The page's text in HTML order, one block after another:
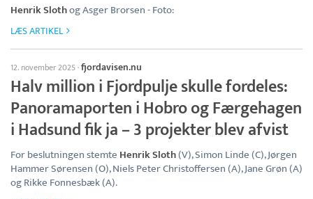
Henrik Slothog Asger Brorsen - Foto:
LÆS ARTIKEL
12. november 2025·fjordavisen.nu
Halv million i Fjordpulje skulle fordeles:
Panoramaporten i Hobro og Færgehagen
i Hadsund fik ja – 3 projekter blev afvist
For beslutningen stemte Henrik Sloth(V), Simon Linde (C), Jørgen
Hammer Sørensen (O), Niels Peter Christoffersen (A), Jane Grøn (A)
og Rikke Fonnesbæk (A).